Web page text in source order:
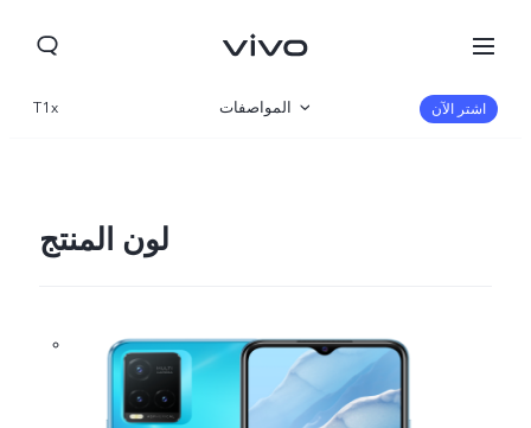
T1x المواصفات اشتر الآن
لون المنتج